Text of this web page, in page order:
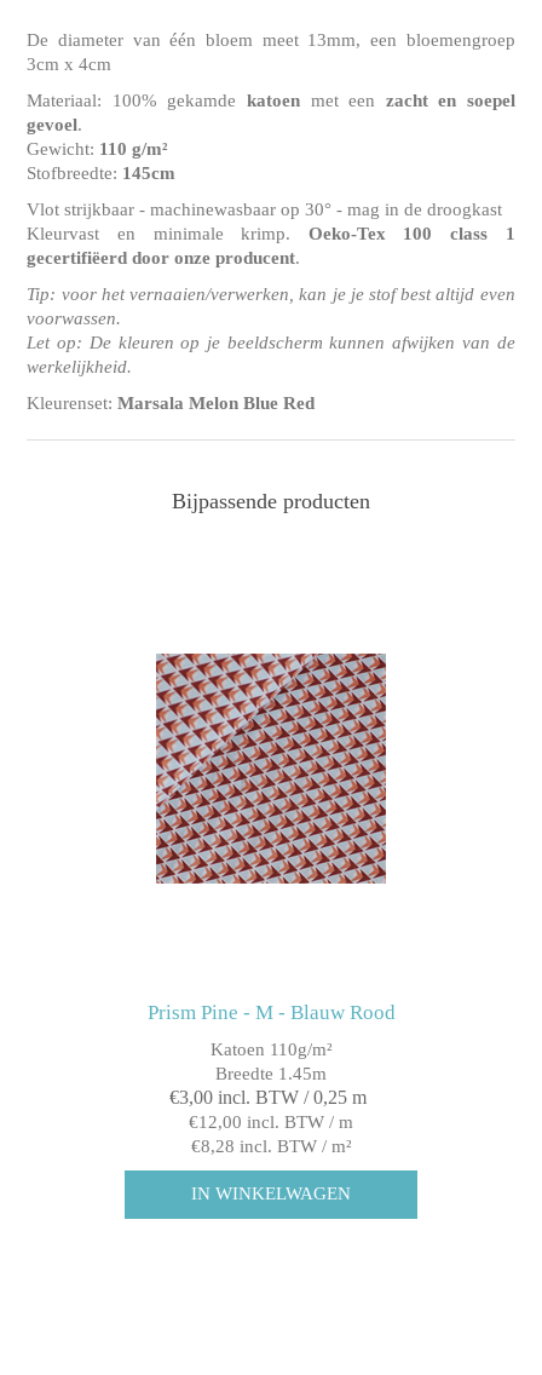
De diameter van één bloem meet 13mm, een bloemengroep
3cm x 4cm
Materiaal: 100% gekamde katoenmet een zacht en soepel
gevoel.
Gewicht: 110 g/m²
Stofbreedte: 145cm
Vlot strijkbaar - machinewasbaar op 30° - mag in de droogkast
Kleurvast en minimale krimp. Oeko-Tex 100 class 1
gecertifiëerd door onze producent.
Tip: voor het vernaaien/verwerken, kan je je stof best altijd even
voorwassen.
Let op: De kleuren op je beeldscherm kunnen afwijken van de
werkelijkheid.
Kleurenset:Marsala Melon Blue Red
Bijpassende producten
Prism Pine - M - Blauw Rood
Katoen 110g/m²
Breedte 1.45m
€3,00 incl. BTW / 0,25 m
€12,00 incl. BTW / m
€8,28 incl. BTW / m²